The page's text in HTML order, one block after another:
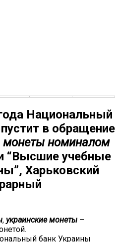
Национальный
в обращение
монеты номиналом
“Высшие учебные
Харьковский
, украинские монеты –
банк Украины